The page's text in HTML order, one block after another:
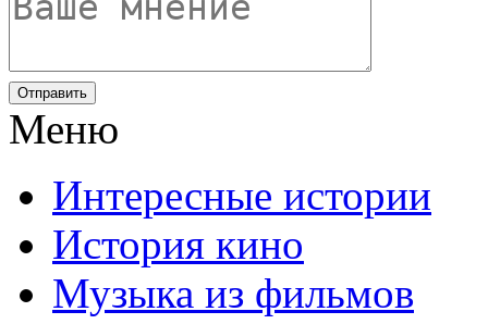
Отправить
Меню
Интересные истории
История кино
Музыка из фильмов